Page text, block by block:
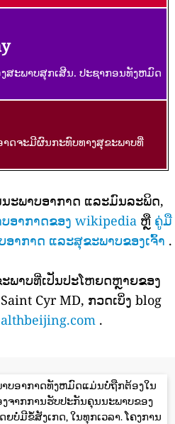
ສະພາບສຸກເສີນ. ປະຊາກອນທັງຫມົດ
ດຈະມີຜົນກະທົບທາງສຸຂະພາບທີ່
ະພາບອາກາດ ແລະມົນລະພິດ,
ອາກາດຂອງ wikipediaຫຼື ຄູ່ມື
າກາດ ແລະສຸຂະພາບຂອງເຈົ້າ .
ພາບທີ່ເປັນປະໂຫຍດຫຼາຍຂອງ
Cyr MD, ກວດເບິ່ງ blog
.
ບອາກາດທັງຫມົດແມ່ນບໍ່ຖືກຕ້ອງໃນ
ຈາກການຮັບປະກັນຄຸນນະພາບຂອງ
ບໍ່ມີຂໍ້ສັງເກດ, ໃນທຸກເວລາ. ໂຄງການ